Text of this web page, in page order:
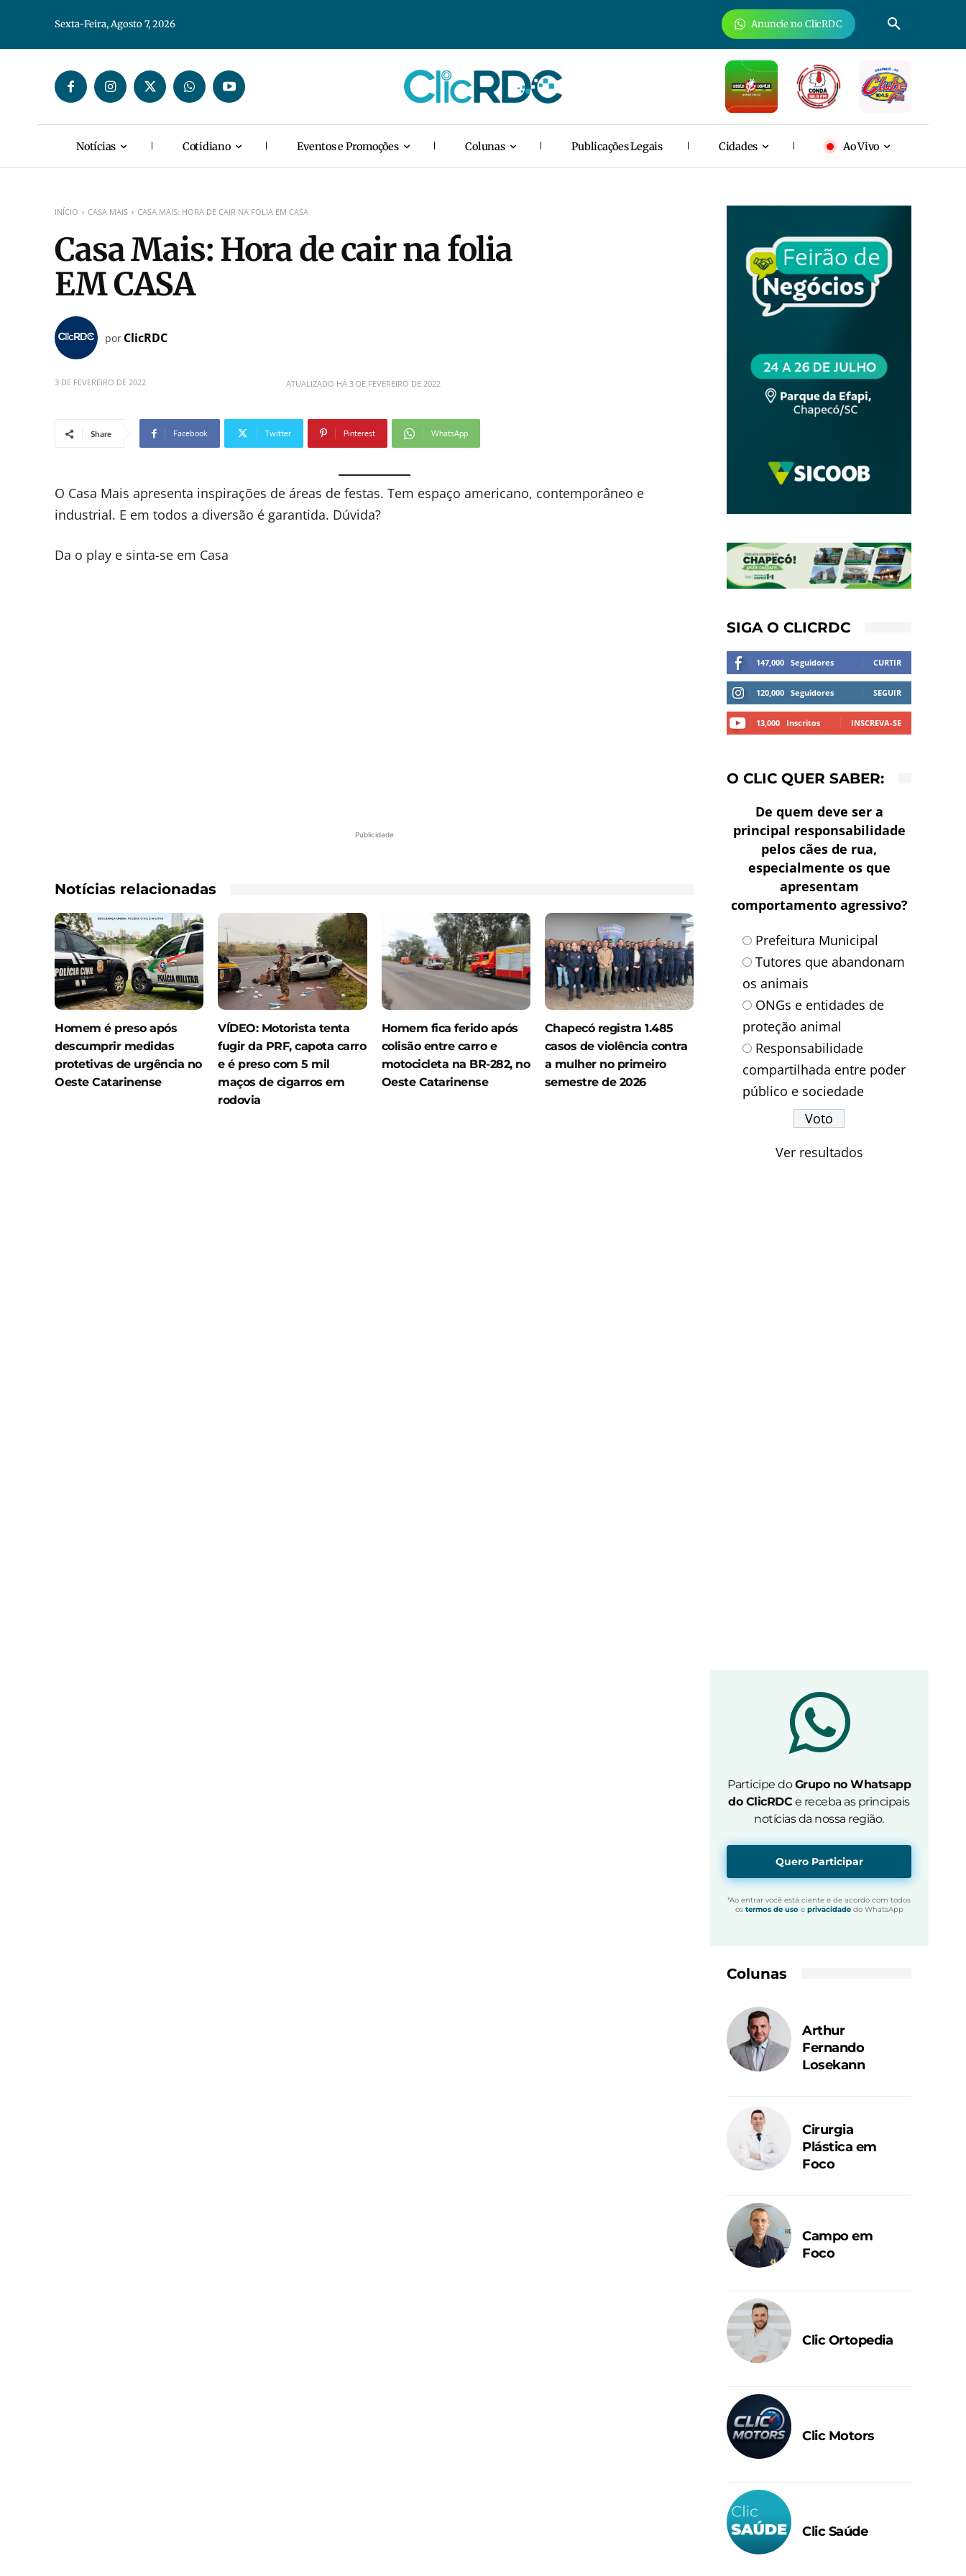
Sexta-Feira, Agosto 7, 2026 Anuncie no ClicRDC
Notícias Cotidiano Eventos e Promoções Colunas Publicações Legais Cidades Ao Vivo
INÍCIO CASA MAIS CASA MAIS: HORA DE CAIR NA FOLIA EM CASA
Casa Mais: Hora de cair na folia
EM CASA
por ClicRDC
3 DE FEVEREIRO DE 2022 ATUALIZADO HÁ 3 DE FEVEREIRO DE 2022
Share Facebook Twitter Pinterest WhatsApp
O Casa Mais apresenta inspirações de áreas de festas. Tem espaço americano, contemporâneo e
industrial. E em todos a diversão é garantida. Dúvida?
Da o play e sinta-se em Casa
Publicidade
Notícias relacionadas
Homem é preso após
descumprir medidas
protetivas de urgência no
Oeste Catarinense
VÍDEO: Motorista tenta
fugir da PRF, capota carro
e é preso com 5 mil
maços de cigarros em
rodovia
Homem fica ferido após
colisão entre carro e
motocicleta na BR-282, no
Oeste Catarinense
Chapecó registra 1.485
casos de violência contra
a mulher no primeiro
semestre de 2026
SIGA O CLICRDC
147,000 Seguidores CURTIR
120,000 Seguidores SEGUIR
13,000 Inscritos INSCREVA-SE
O CLIC QUER SABER:
De quem deve ser a
principal responsabilidade
pelos cães de rua,
especialmente os que
apresentam
comportamento agressivo?
Prefeitura Municipal
Tutores que abandonam
os animais
ONGs e entidades de
proteção animal
Responsabilidade
compartilhada entre poder
público e sociedade
Ver resultados
Participe doGrupo no Whatsapp
do ClicRDC e receba as principais
notícias da nossa região.
Quero Participar
*Ao entrar você está ciente e de acordo com todos
os termos de usoe privacidadedo WhatsApp
Colunas
Arthur
Fernando
Losekann
Cirurgia
Plástica em
Foco
Campo em
Foco
Clic Ortopedia
Clic Motors
Clic Saúde